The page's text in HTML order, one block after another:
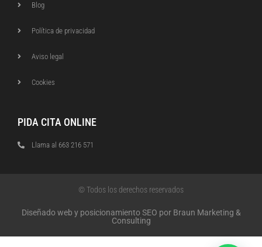
Blog
Política de privacidad
Aviso legal
Cookies
PIDA CITA ONLINE
Llama al 663 216 571
© Todos los derechos reservados
Diseñado web y posicionamiento SEO por Braun Marketing &
Consulting